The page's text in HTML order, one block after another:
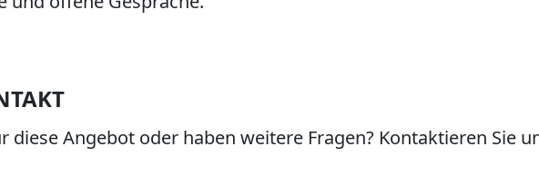
diese Angebot oder haben weitere Fragen? Kontaktieren Sie